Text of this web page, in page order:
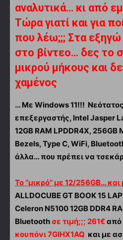
αναλυτικά… κι από
Τώρα γιατί και για
που λέω;;; Στα εξηγώ
στο βίντεο… δες το
μικρού μήκους και
χαμένος
… Με Windows 11!!!
επεξεργαστής, Intel Jasper
12GB RAM LPDDR4X, 256GB
Bezels, Type C, WiFi,
άλλα… που πρέπει να
Το “μικρό” με 12/256GB…
ALLDOCUBE GT BOOK 15
Celeron N5100 12GB DDR4
Bluetooth σε τιμή;;; 261€από
κουπόνι7GIHX1AQ και με